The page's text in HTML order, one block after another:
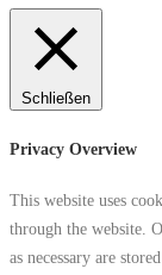
Schließen
Privacy Overview
This website uses
through the website.
as necessary are